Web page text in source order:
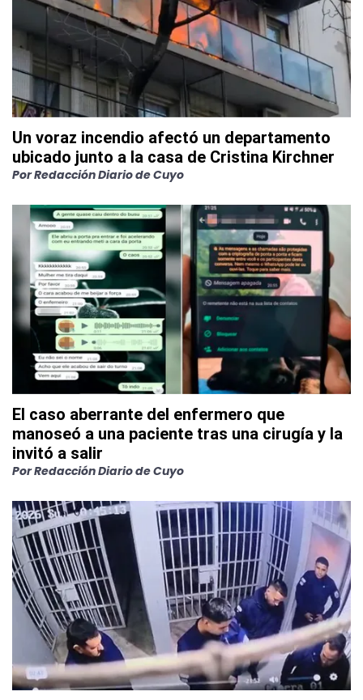
Un voraz incendio afectó un departamento
ubicado junto a la casa de Cristina Kirchner
PorRedacción Diario de Cuyo
El caso aberrante del enfermero que
manoseó a una paciente tras una cirugía y la
invitó a salir
PorRedacción Diario de Cuyo